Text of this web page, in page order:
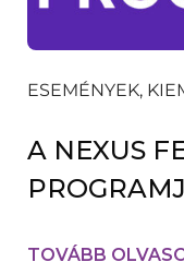
ESEMÉNYEK,
A NEXUS
TOVÁBB